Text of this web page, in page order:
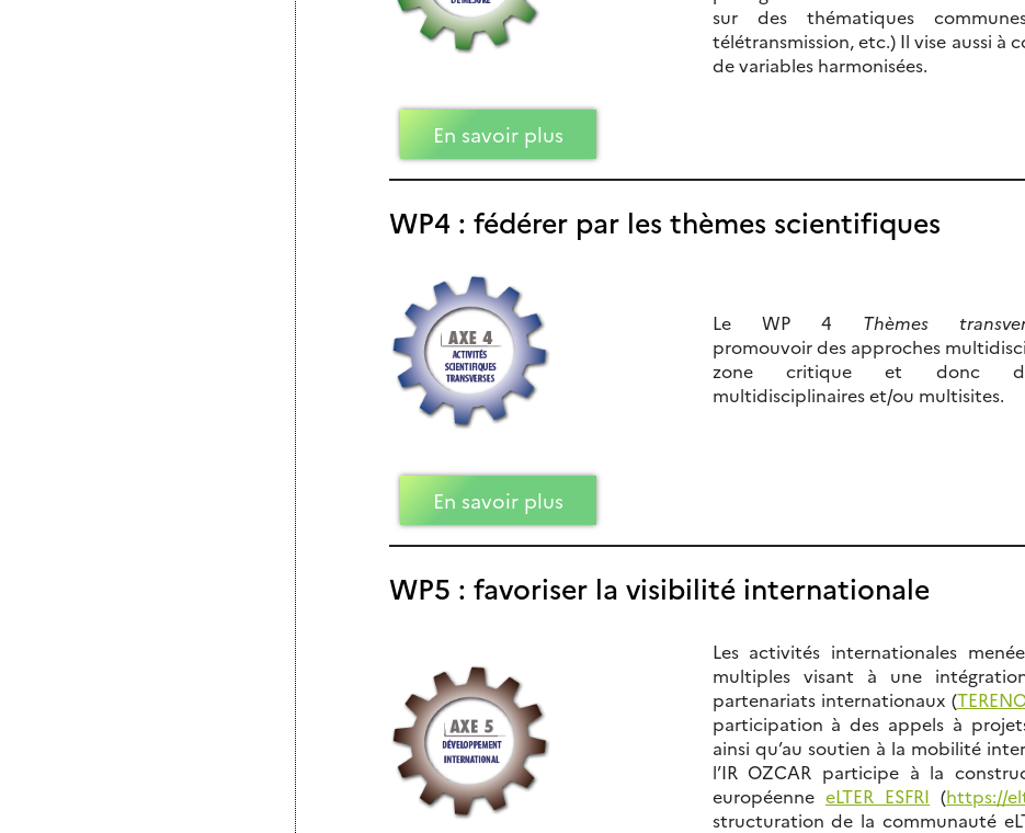
sur des thématiques
télétransmission, etc.) Il vise aussi à
de variables harmonisées.
En savoir plus
WP4 : fédérer par les thèmes scientifiques
Le WP 4 Thèmes
promouvoir des approches
zone critique et donc
multidisciplinaires et/ou multisites.
En savoir plus
WP5 : favoriser la visibilité internationale
Les activités internationales
multiples visant à une
partenariats internationaux (TERENO
participation à des appels à
ainsi qu’au soutien à la mobilité
l’IR OZCAR participe à la
européenne eLTER ESFRI (https://
structuration de la communauté